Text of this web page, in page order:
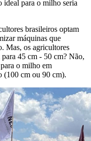
ideal para o milho seria
brasileiros optam
máquinas que
Mas, os agricultores
45 cm - 50 cm? Não,
o milho em
(100 cm ou 90 cm).